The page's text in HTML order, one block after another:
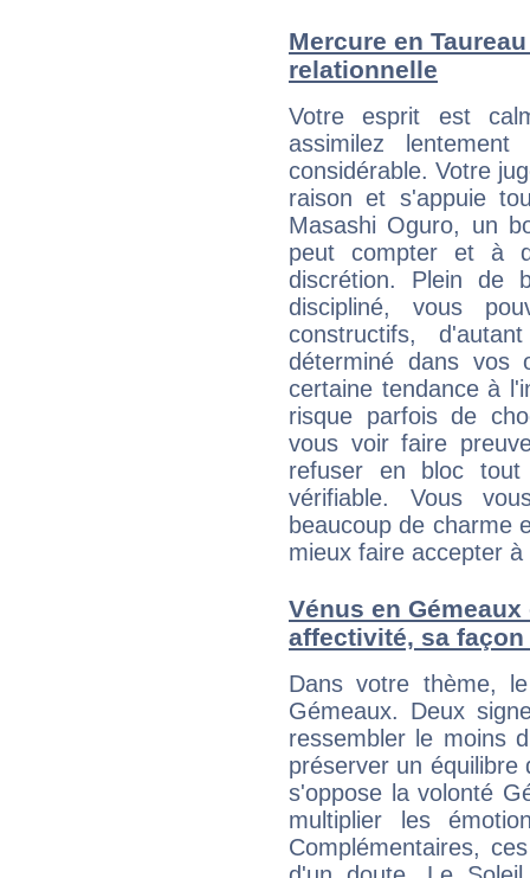
Mercure en
relationnelle
Votre esprit est
assimilez
considérable. Votre
raison et s'appuie
Masashi Oguro, un
peut compter et à
discrétion. Plein de
discipliné, vous
constructifs,
déterminé dans vos
certaine tendance à
risque parfois de
vous voir faire
refuser en bloc
vérifiable. Vous
beaucoup de charme
mieux faire accepter
Vénus en
affectivité, sa
Dans votre thème,
Gémeaux. Deux
ressembler le moins
préserver un équilibre
s'oppose la volonté
multiplier les
Complémentaires,